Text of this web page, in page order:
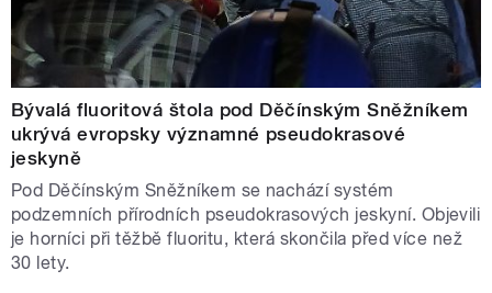
Bývalá fluoritová štola pod Děčínským Sněžníkem
ukrývá evropsky významné pseudokrasové
jeskyně
Pod Děčínským Sněžníkem se nachází systém
podzemních přírodních pseudokrasových jeskyní. Objevili
je horníci při těžbě fluoritu, která skončila před více než
30 lety.